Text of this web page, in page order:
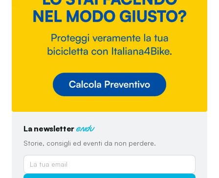
La newsletter endu
Storie, consigli ed eventi da non perdere.